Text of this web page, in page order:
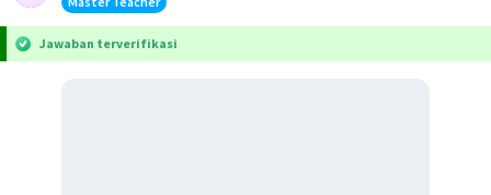
Jawaban terverifikasi